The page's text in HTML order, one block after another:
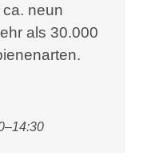
neun
als 30.000